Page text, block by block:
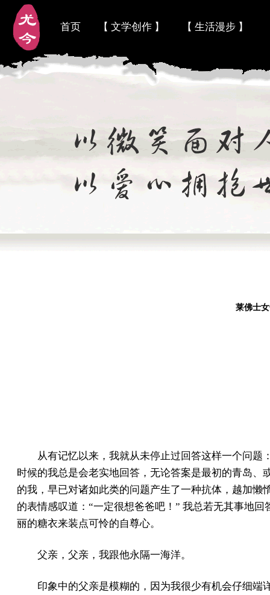
首页 【 文学创作 】 【 生活漫步 】
莱佛士
从有记忆以来，我就从未停止过回答这样一个问
时候的我总是会老实地回答，无论答案是最初的青岛
的我，早已对诸如此类的问题产生了一种抗体，越加
的表情感叹道：“一定很想爸爸吧！” 我总若无其事地
丽的糖衣来装点可怜的自尊心。
父亲，父亲，我跟他永隔一海洋。
印象中的父亲是模糊的，因为我很少有机会仔细